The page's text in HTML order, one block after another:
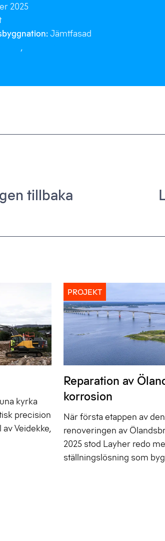
2025
Jämtfasad
,
tillbaka
kyrka
precision
Veidekke,
PROJEKT
Reparation av
korrosion
När första etappen av
renoveringen av
2025 stod Layher redo
ställningslösning som